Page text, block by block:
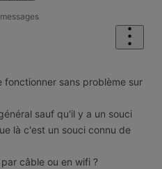
messages
sans problème sur
sauf qu'il y a un souci
là c'est un souci connu de
câble ou en wifi ?